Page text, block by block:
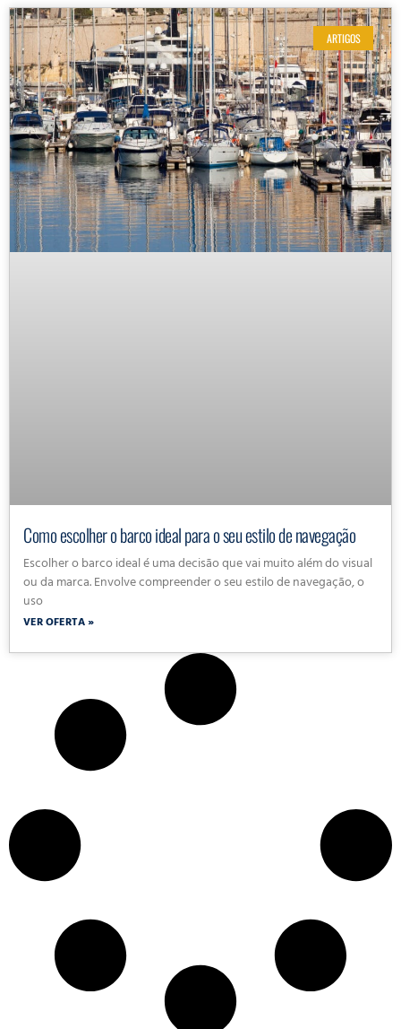
ARTIGOS
Como escolher o barco ideal para o seu estilo de navegação
Escolher o barco ideal é uma decisão que vai muito além do visual
ou da marca. Envolve compreender o seu estilo de navegação, o
uso
VER OFERTA »